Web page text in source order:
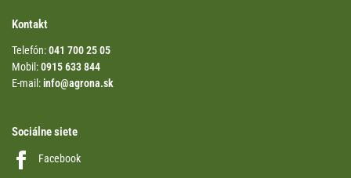
Kontakt
Telefón:041 700 25 05
Mobil:0915 633 844
E-mail:info@agrona.sk
Sociálne siete
Facebook